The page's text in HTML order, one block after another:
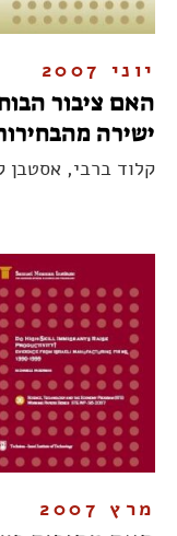
יוני 2007
האם ציבור
ישירה
קלוד ברבי, אסטבן
מרץ 2007